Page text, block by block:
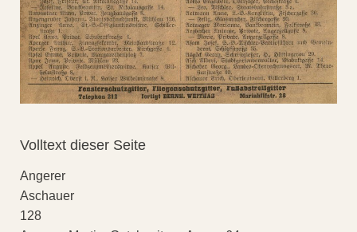
Volltext dieser Seite
Angerer
Aschauer
128